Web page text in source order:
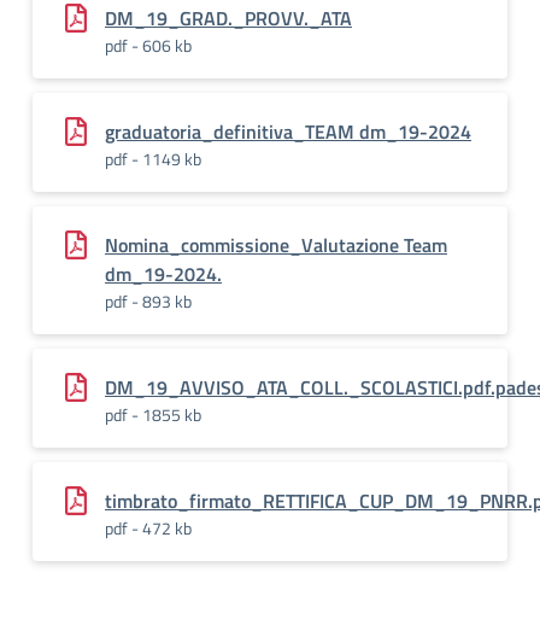
DM_19_GRAD._PROVV._ATA
pdf - 606 kb
graduatoria_definitiva_TEAM dm_19-2024
pdf - 1149 kb
Nomina_commissione_Valutazione Team
dm_19-2024.
pdf - 893 kb
pdf - 1855 kb
pdf - 472 kb